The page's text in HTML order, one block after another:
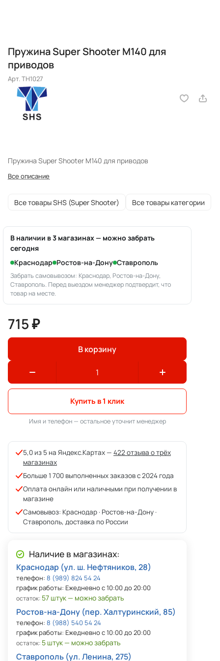
Пружина Super Shooter M140 для
приводов
Арт.TH1027
Пружина Super Shooter M140 для приводов
Все описание
Все товары SHS (Super Shooter) Все товары категории
В наличии в 3 магазинах — можно забрать
сегодня
Краснодар Ростов-на-Дону Ставрополь
Забрать самовывозом: Краснодар, Ростов-на-Дону,
Ставрополь. Перед выездом менеджер подтвердит, что
товар на месте.
715 ₽
В корзину
Купить в 1 клик
Имя и телефон — остальное уточнит менеджер
5,0 из 5 на Яндекс.Картах — 422 отзыва о трёх
магазинах
Больше 1 700 выполненных заказов с 2024 года
Оплата онлайн или наличными при получении в
магазине
Самовывоз: Краснодар · Ростов-на-Дону ·
Ставрополь, доставка по России
Наличие в магазинах:
Краснодар (ул. ш. Нефтяников, 28)
телефон: 8 (989) 824 54 24
график работы: Ежедневно с 10:00 до 20:00
остаток: 57 штук — можно забрать
Ростов-на-Дону (пер. Халтуринский, 85)
телефон: 8 (988) 540 54 24
график работы: Ежедневно с 10:00 до 20:00
остаток: 5 штук — можно забрать
Ставрополь (ул. Ленина, 275)